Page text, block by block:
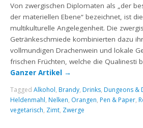
Von zwergischen Diplomaten als „der
der materiellen Ebene“ bezeichnet, ist
multikulturelle Angelegenheit. Die
Getränkeschmiede kombinierten dazu
vollmundigen Drachenwein und lokale
frischen Früchten, welche die Qualinesti
Ganzer Artikel →
TaggedAlkohol, Brandy, Drinks, Dungeons &
Heldenmahl, Nelken, Orangen, Pen & Paper,
vegetarisch, Zimt, Zwerge